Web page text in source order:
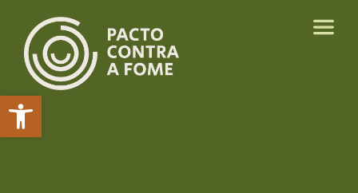
Abrir a barra de ferramentas